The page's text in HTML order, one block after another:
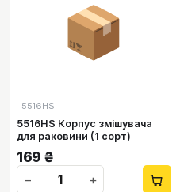
📦
5516HS
5516HS Корпус змішувача
для раковини (1 сорт)
169 ₴
−
+